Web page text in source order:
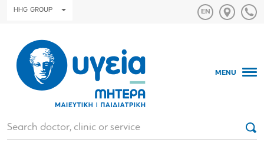
HHG GROUP
MENU